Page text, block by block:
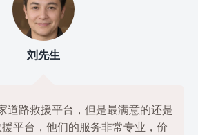
刘先生
道路救援平台，但是最满意的还是
平台，他们的服务非常专业，价